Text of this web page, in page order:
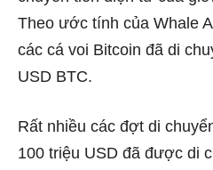
Theo ước tính của Whale
các cá voi Bitcoin đã di
USD BTC.
Rất nhiều các đợt di
100 triệu USD đã được di